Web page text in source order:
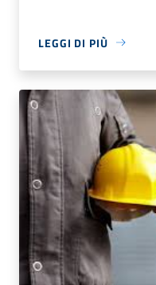
LEGGI DI PIÙ